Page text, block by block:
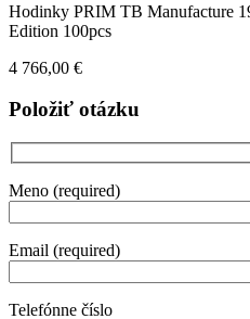
Hodinky PRIM TB Manufacture
Edition 100pcs
4 766,00 €
Položiť otázku
Meno (required)
Email (required)
Telefónne číslo